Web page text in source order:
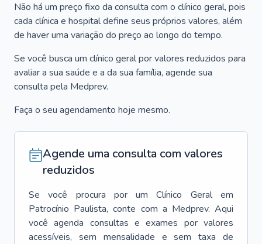
Não há um preço fixo da consulta com o clínico geral, pois
cada clínica e hospital define seus próprios valores, além
de haver uma variação do preço ao longo do tempo.
Se você busca um clínico geral por valores reduzidos para
avaliar a sua saúde e a da sua família, agende sua
consulta pela Medprev.
Faça o seu agendamento hoje mesmo.
Agende uma consulta com valores
reduzidos
Se você procura por um Clínico Geral
em
Patrocínio Paulista, conte com a Medprev. Aqui
você agenda consultas e exames por valores
acessíveis, sem mensalidade e sem taxa de